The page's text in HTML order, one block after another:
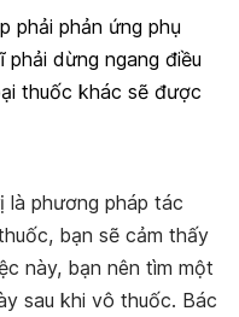
phải phản ứng phụ
phải dừng ngang điều
thuốc khác sẽ được
là phương pháp tác
bạn sẽ cảm thấy
này, bạn nên tìm một
sau khi vô thuốc. Bác